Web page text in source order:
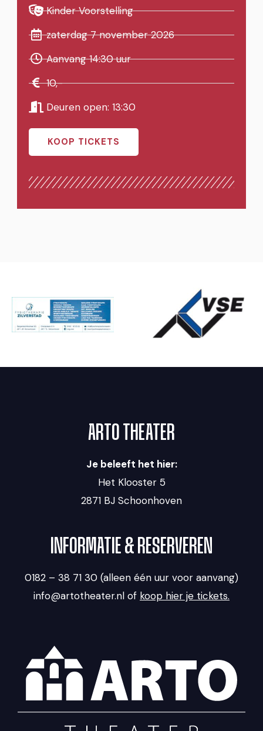
Kinder Voorstelling
zaterdag 7 november 2026
Aanvang 14:30 uur
10,-
Deuren open: 13:30
KOOP TICKETS
ARTO THEATER
Je beleeft het hier:
Het Klooster 5
2871 BJ Schoonhoven
INFORMATIE & RESERVEREN
0182 – 38 71 30 (alleen één uur voor aanvang)
info@artotheater.nl of koop hier je tickets.